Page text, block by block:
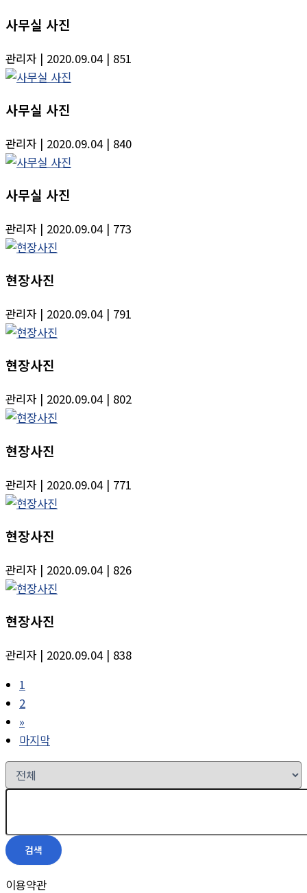
사무실 사진
관리자 | 2020.09.04 | 851
사무실 사진
관리자 | 2020.09.04 | 840
사무실 사진
관리자 | 2020.09.04 | 773
현장사진
관리자 | 2020.09.04 | 791
현장사진
관리자 | 2020.09.04 | 802
현장사진
관리자 | 2020.09.04 | 771
현장사진
관리자 | 2020.09.04 | 826
현장사진
관리자 | 2020.09.04 | 838
1
2
»
마지막
검색
이용약관